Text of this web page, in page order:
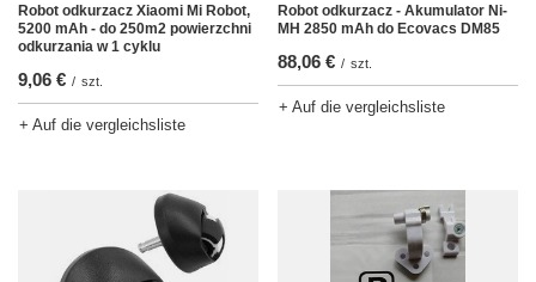
Robot odkurzacz Xiaomi Mi Robot,
5200 mAh - do 250m2 powierzchni
odkurzania w 1 cyklu
9,06 € / szt.
+ Auf die vergleichsliste
Robot odkurzacz - Akumulator Ni-
MH 2850 mAh do Ecovacs DM85
88,06 € / szt.
+ Auf die vergleichsliste